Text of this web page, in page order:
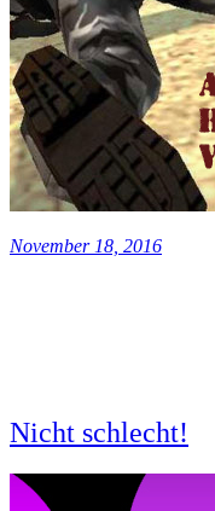
November 18, 2016
Nicht schlecht!